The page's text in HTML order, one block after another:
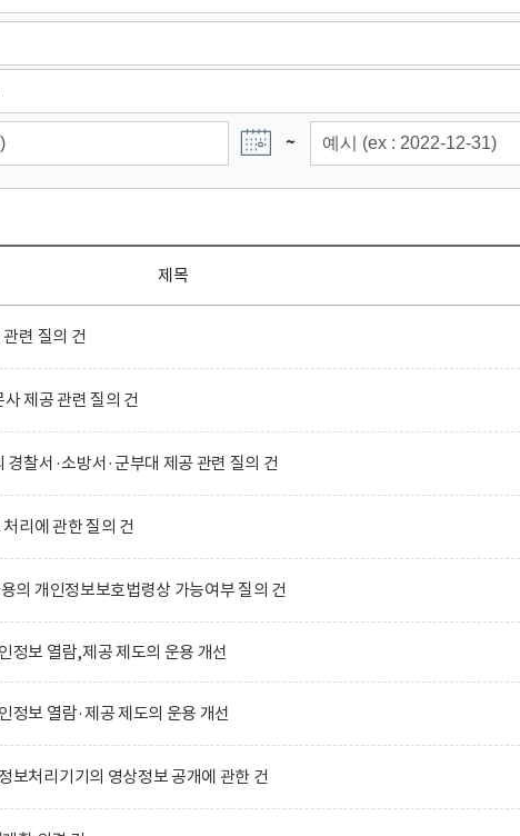
~
제목
련 질의 건
제공 관련 질의 건
경찰서·소방서·군부대 제공 관련 질의 건
리에 관한 질의 건
의 개인정보보호법령상 가능여부 질의 건
정보 열람,제공 제도의 운용 개선
정보 열람·제공 제도의 운용 개선
보처리기기의 영상정보 공개에 관한 건